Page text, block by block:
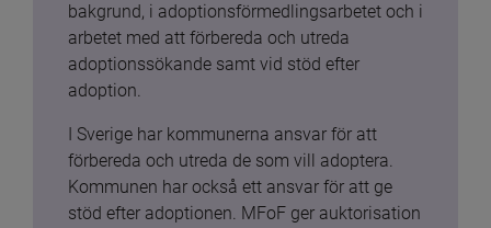
bakgrund, i adoptionsförmedlingsarbetet och i
arbetet med att förbereda och utreda
adoptionssökande samt vid stöd efter
adoption.
I Sverige har kommunerna ansvar för att
förbereda och utreda de som vill adoptera.
Kommunen har också ett ansvar för att ge
stöd efter adoptionen. MFoF ger auktorisation